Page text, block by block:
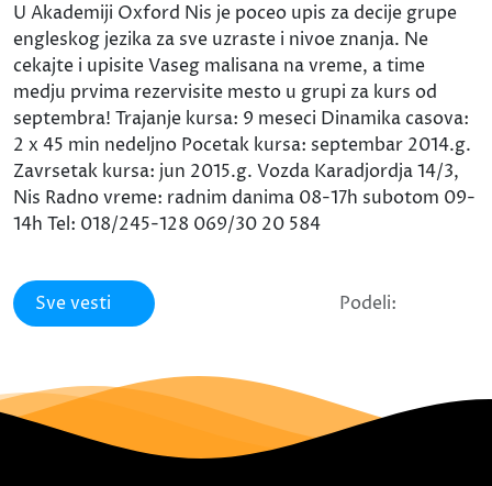
U Akademiji Oxford Nis je poceo upis za decije grupe
engleskog jezika za sve uzraste i nivoe znanja. Ne
cekajte i upisite Vaseg malisana na vreme, a time
medju prvima rezervisite mesto u grupi za kurs od
septembra! Trajanje kursa: 9 meseci Dinamika casova:
2 x 45 min nedeljno Pocetak kursa: septembar 2014.g.
Zavrsetak kursa: jun 2015.g. Vozda Karadjordja 14/3,
Nis Radno vreme: radnim danima 08-17h subotom 09-
14h Tel: 018/245-128 069/30 20 584
Sve vesti Podeli: